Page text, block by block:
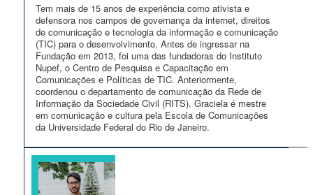
Tem mais de 15 anos de experiência como ativista e
defensora nos campos de governança da internet, direitos
de comunicação e tecnologia da informação e comunicação
(TIC) para o desenvolvimento. Antes de ingressar na
Fundação em 2013, foi uma das fundadoras do Instituto
Nupef, o Centro de Pesquisa e Capacitação em
Comunicações e Políticas de TIC. Anteriormente,
coordenou o departamento de comunicação da Rede de
Informação da Sociedade Civil (RITS). Graciela é mestre
em comunicação e cultura pela Escola de Comunicações
da Universidade Federal do Rio de Janeiro.